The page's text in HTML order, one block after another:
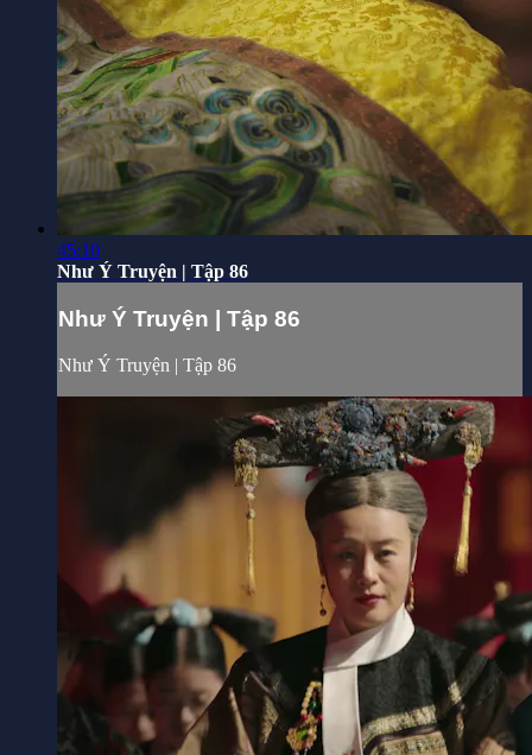
45:10
Như Ý Truyện | Tập 86
Như Ý Truyện | Tập 86
Như Ý Truyện | Tập 86